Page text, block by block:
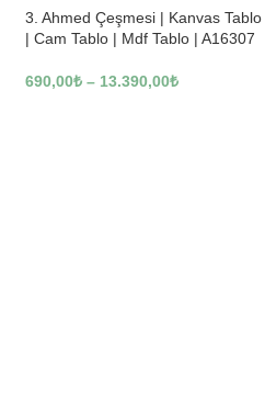
3. Ahmed Çeşmesi | Kanvas Tablo
| Cam Tablo | Mdf Tablo | A16307
690,00₺ – 13.390,00₺